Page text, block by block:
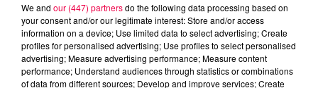
We and our (447) partnersdo the following data processing based on
your consent and/or our legitimate interest: Store and/or access
information on a device; Use limited data to select advertising; Create
profiles for personalised advertising; Use profiles to select personalised
advertising; Measure advertising performance; Measure content
performance; Understand audiences through statistics or combinations
of data from different sources; Develop and improve services; Create